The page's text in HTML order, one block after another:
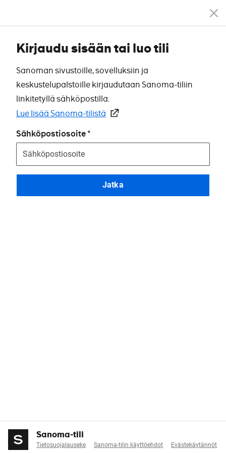
Kirjaudu sisään tai luo tili
Sanoman sivustoille, sovelluksiin ja
keskustelupalstoille kirjaudutaan Sanoma-tiliin
linkitetyllä sähköpostilla.
Lue lisää Sanoma-tilistä
Sähköpostiosoite
Jatka
Sanoma-tili
Tietosuojalauseke Sanoma-tilin käyttöehdot Evästekäytännöt